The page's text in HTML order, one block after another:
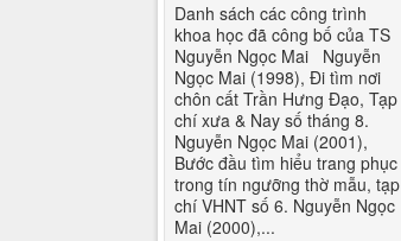
Danh sách các công trình
khoa học đã công bố của TS
Nguyễn Ngọc Mai Nguyễn
Ngọc Mai (1998), Đi tìm nơi
chôn cất Trần Hưng Đạo, Tạp
chí xưa & Nay số tháng 8.
Nguyễn Ngọc Mai (2001),
Bước đầu tìm hiểu trang phục
trong tín ngưỡng thờ mẫu, tạp
chí VHNT số 6. Nguyễn Ngọc
Mai (2000),...